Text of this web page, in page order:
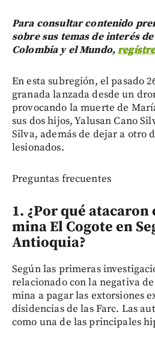
Para consultar contenido
sobre sus temas de interés
Colombia y el Mundo,
En esta subregión, el pasado
granada lanzada desde un
provocando la muerte de
sus dos hijos, Yalusan Cano
Silva, además de dejar a otro
lesionados.
Preguntas frecuentes
1. ¿Por qué
mina El Cogote en
Antioquia?
Según las primeras
relacionado con la negativa
mina a pagar las extorsiones
disidencias de las Farc. Las
como una de las principales